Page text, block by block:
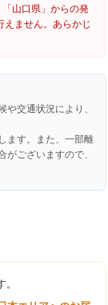
山口県」からの発
えません。あらかじ
や交通状況により、
ます。また、一部離
ございますので、